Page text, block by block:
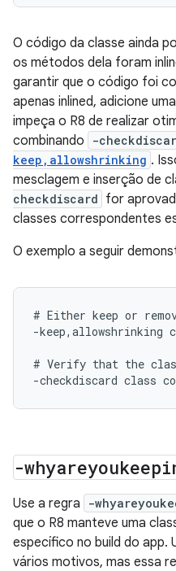
O código da classe ainda
os métodos dela foram
garantir que o código foi
apenas inlined, adicione
impeça o R8 de realizar
combinando
-
keep,allowshrinking .
mesclagem e inserção de
checkdiscard for
classes correspondentes
O exemplo a seguir
# Either keep or
-keep,allowshrinking
# Verify that the
-
Use a regra -
que o R8 manteve uma
específico no build do app.
vários motivos, mas essa